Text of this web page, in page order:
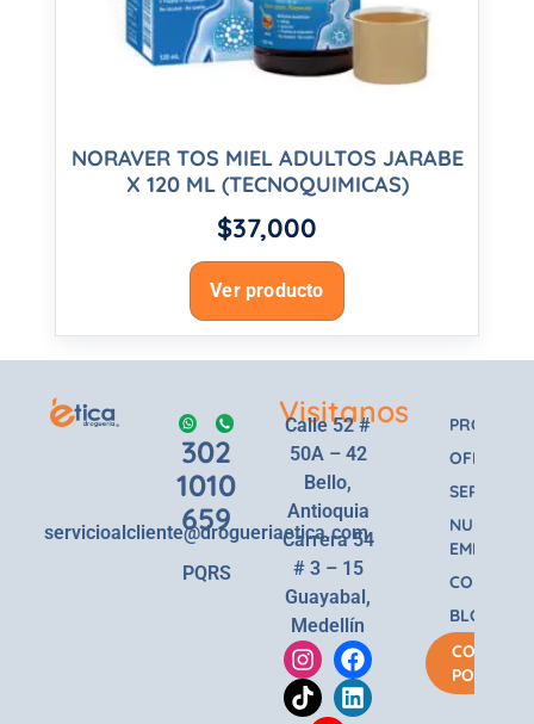
NORAVER TOS MIEL ADULTOS JARABE
X 120 ML (TECNOQUIMICAS)
$37,000
Ver producto
302
1010
659
servicioalcliente@drogueriaetica.com
PQRS
Visitanos
Calle 52 #
50A – 42
Bello,
Antioquia
Carrera 54
# 3 – 15
Guayabal,
Medellín
OFERTAS
SERVICIOS
NUESTRA
EMPRESA
BLOG
COMPRA
POR